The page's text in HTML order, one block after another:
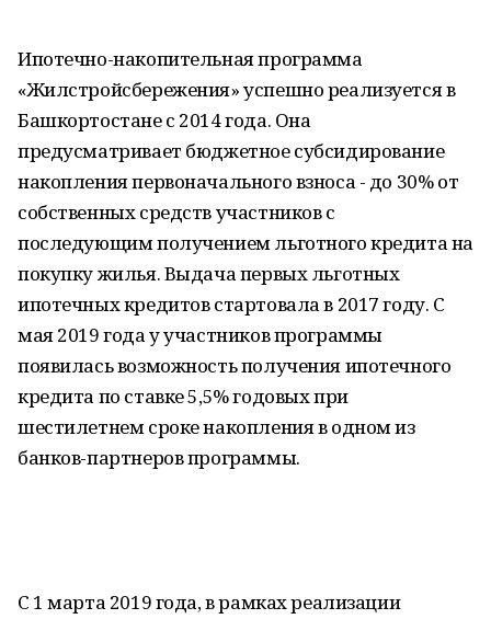
Ипотечно-накопительная программа
«Жилстройсбережения» успешно реализуется в
Башкортостане с 2014 года. Она
предусматривает бюджетное субсидирование
накопления первоначального взноса - до 30% от
собственных средств участников с
последующим получением льготного кредита на
покупку жилья. Выдача первых льготных
ипотечных кредитов стартовала в 2017 году. С
мая 2019 года у участников программы
появилась возможность получения ипотечного
кредита по ставке 5,5% годовых при
шестилетнем сроке накопления в одном из
банков-партнеров программы.
С 1 марта 2019 года, в рамках реализации